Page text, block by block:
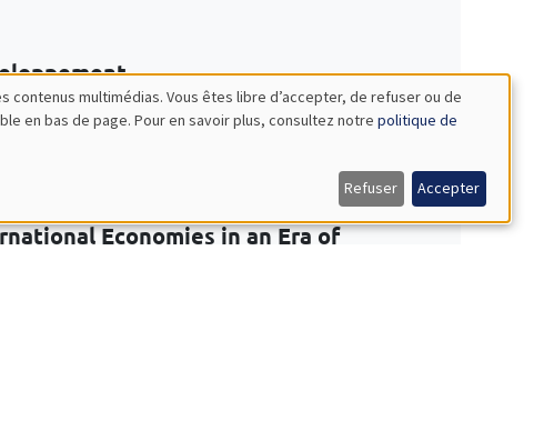
Economies in an Era of
multimédias. Vous êtes libre d’accepter, de refuser ou de
en bas de page. Pour en savoir plus, consultez notre politique de
Refuser Accepter